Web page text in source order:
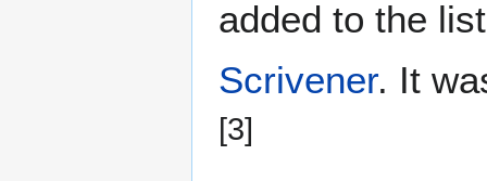
added to the
Scrivener. It
[3]